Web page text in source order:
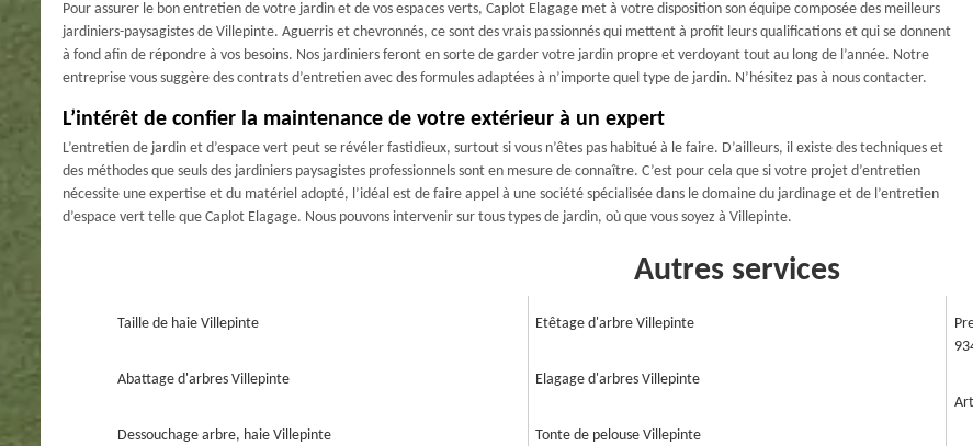
Pour assurer le bon entretien de votre jardin et de vos espaces verts, Caplot Elagage met à votre disposition son équipe composée des meilleurs
jardiniers-paysagistes de Villepinte. Aguerris et chevronnés, ce sont des vrais passionnés qui mettent à profit leurs qualifications et qui se donnent
à fond afin de répondre à vos besoins. Nos jardiniers feront en sorte de garder votre jardin propre et verdoyant tout au long de l’année. Notre
entreprise vous suggère des contrats d’entretien avec des formules adaptées à n’importe quel type de jardin. N’hésitez pas à nous contacter.
L’intérêt de confier la maintenance de votre extérieur à un expert
L’entretien de jardin et d’espace vert peut se révéler fastidieux, surtout si vous n’êtes pas habitué à le faire. D’ailleurs, il existe des techniques et
des méthodes que seuls des jardiniers paysagistes professionnels sont en mesure de connaître. C’est pour cela que si votre projet d’entretien
nécessite une expertise et du matériel adopté, l’idéal est de faire appel à une société spécialisée dans le domaine du jardinage et de l’entretien
d’espace vert telle que Caplot Elagage. Nous pouvons intervenir sur tous types de jardin, où que vous soyez à Villepinte.
Autres services
Taille de haie Villepinte
Abattage d'arbres Villepinte
Dessouchage arbre, haie Villepinte
Etêtage d'arbre Villepinte
Elagage d'arbres Villepinte
Tonte de pelouse Villepinte